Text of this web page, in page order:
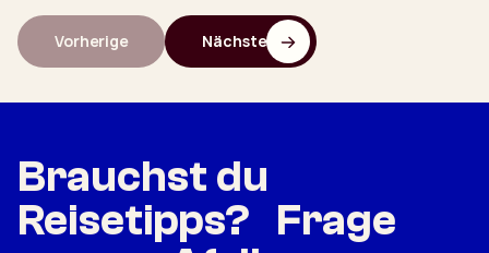
Vorherige Nächste
Brauchst du
Reisetipps? Frage